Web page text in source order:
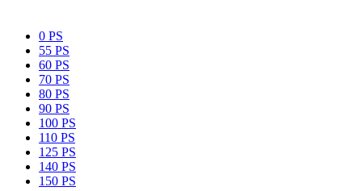
0 PS
55 PS
60 PS
70 PS
80 PS
90 PS
100 PS
110 PS
125 PS
140 PS
150 PS